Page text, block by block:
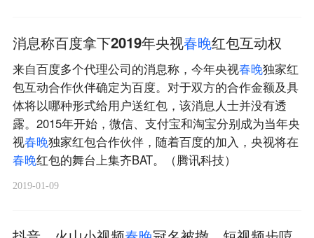
消息称百度拿下2019年央视春晚红包互动权
来自百度多个代理公司的消息称，今年央视春晚独家红
包互动合作伙伴确定为百度。对于双方的合作金额及具
体将以哪种形式给用户送红包，该消息人士并没有透
露。2015年开始，微信、支付宝和淘宝分别成为当年央
视春晚独家红包合作伙伴，随着百度的加入，央视将在
春晚红包的舞台上集齐BAT。（腾讯科技）
2019-01-09